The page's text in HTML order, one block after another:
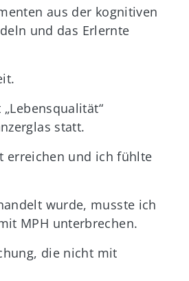
aus der kognitiven
und das Erlernte
statt.
erreichen und ich fühlte
wurde, musste ich
MPH unterbrechen.
die nicht mit